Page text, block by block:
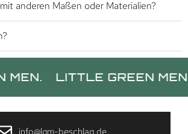
anderen Maßen oder Materialien?
LITTLE GREEN MEN.
info@lgm-beschlag.de